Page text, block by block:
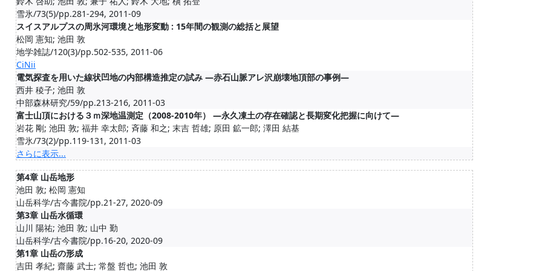
雪氷/73(5)/pp.281-294, 2011-09
スイスアルプスの周氷河環境と地形変動 : 15年間の観測の総括と展望
松岡 憲知; 池田 敦
地学雑誌/120(3)/pp.502-535, 2011-06
CiNii
電気探査を用いた線状凹地の内部構造推定の試み ―赤石山脈アレ沢崩壊地頂部の事例―
西井 稜子; 池田 敦
中部森林研究/59/pp.213-216, 2011-03
富士山頂における３ｍ深地温測定（2008-2010年） ―永久凍土の存在確認と長期変化把握に向けて―
岩花 剛; 池田 敦; 福井 幸太郎; 斉藤 和之; 末吉 哲雄; 原田 鉱一郎; 澤田 結基
雪氷/73(2)/pp.119-131, 2011-03
さらに表示...
第4章 山岳地形
池田 敦; 松岡 憲知
山岳科学/古今書院/pp.21-27, 2020-09
第3章 山岳水循環
山川 陽祐; 池田 敦; 山中 勤
山岳科学/古今書院/pp.16-20, 2020-09
第1章 山岳の形成
吉田 孝紀; 齋藤 武士; 常盤 哲也; 池田 敦